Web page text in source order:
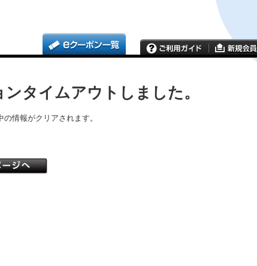
タイムアウトしました。
情報がクリアされます。